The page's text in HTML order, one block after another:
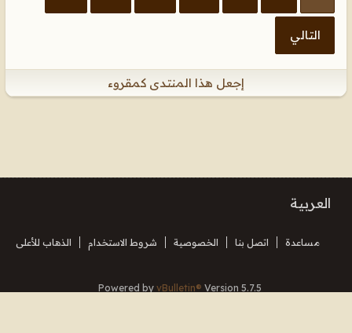
التالي
إجعل هذا المنتدى كمقروء
العربية
مساعدة اتصل بنا الخصوصية شروط الاستخدام الذهاب للأعلى
Powered by vBulletin® Version 5.7.5